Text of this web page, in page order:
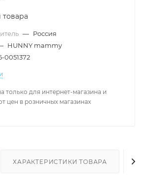
товара
— Россия
HUNNY mammy
0051372
только для интернет-магазина и
цен в розничных магазинах
ХАРАКТЕРИСТИКИ ТОВАРА